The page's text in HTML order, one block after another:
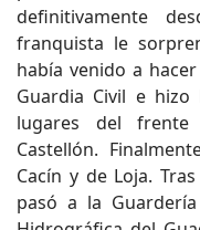
definitivamente
franquista le
había venido a
Guardia Civil e
lugares del
Castellón.
Cacín y de Loja.
pasó a la